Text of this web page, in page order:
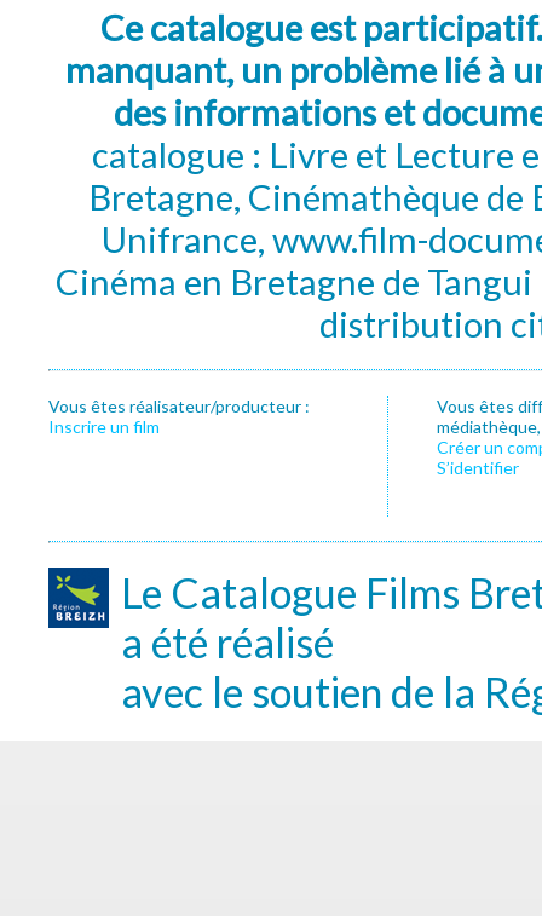
Ce catalogue est
manquant, un problème lié à
des informations et
catalogue : Livre et Lecture
Bretagne, Cinémathèque de
Unifrance, www.film-
Cinéma en Bretagne de
distribution
Vous êtes réalisateur/producteur :
Inscrire un film
Vous êtes
Créer un
S’identifier
Le Catalogue Films
a été réalisé
avec le soutien de la